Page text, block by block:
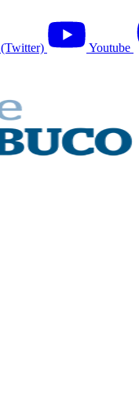
Youtube